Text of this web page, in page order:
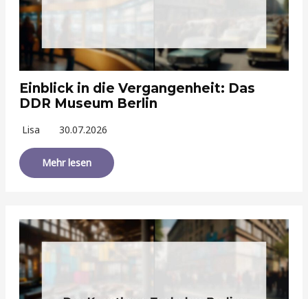
Einblick in die Vergangenheit: Das
DDR Museum Berlin
Lisa 30.07.2026
Mehr lesen